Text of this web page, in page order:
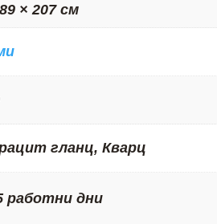
× 207 см
гланц, Кварц
работни дни